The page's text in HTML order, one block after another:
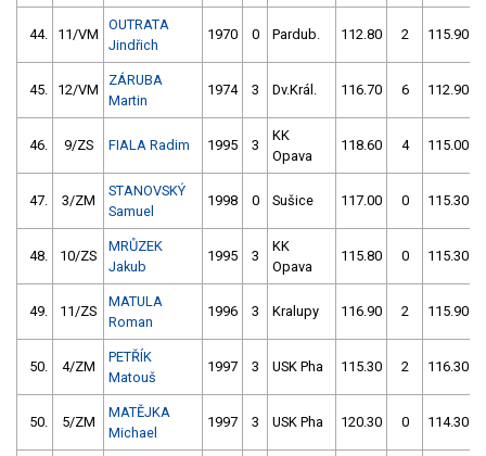
44. 11/VM
OUTRATA
Jindřich
1970 0 Pardub. 112.80 2 115.90
45. 12/VM
ZÁRUBA
Martin
1974 3 Dv.Král. 116.70 6 112.90
46. 9/ZS FIALA Radim 1995 3
KK
Opava
118.60 4 115.00
47. 3/ZM
STANOVSKÝ
Samuel
1998 0 Sušice 117.00 0 115.30
48. 10/ZS
MRŮZEK
Jakub
1995 3
KK
Opava
115.80 0 115.30
49. 11/ZS
MATULA
Roman
1996 3 Kralupy 116.90 2 115.90
50. 4/ZM
PETŘÍK
Matouš
1997 3 USK Pha 115.30 2 116.30
50. 5/ZM
MATĚJKA
Michael
1997 3 USK Pha 120.30 0 114.30